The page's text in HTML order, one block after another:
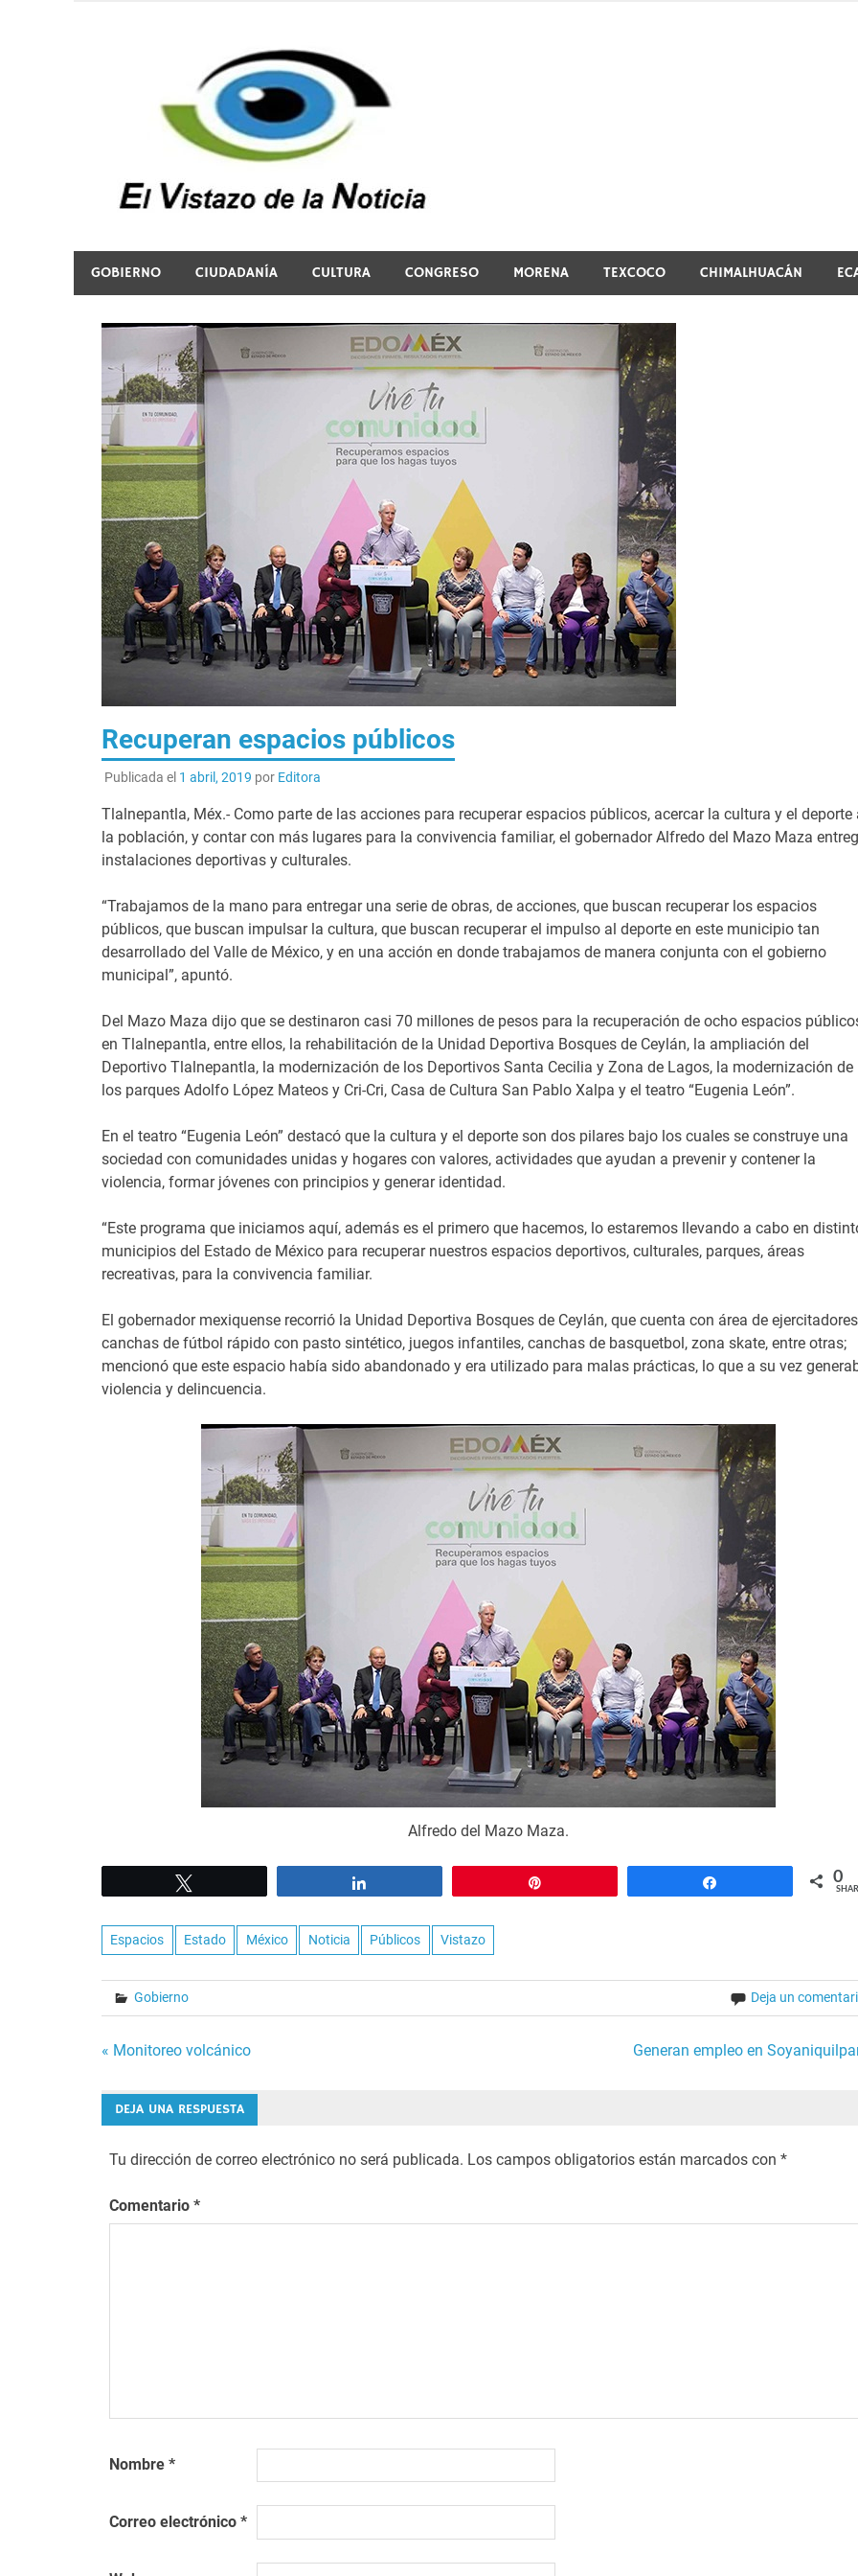
GOBIERNO CIUDADANÍA CULTURA CONGRESO MORENA TEXCOCO CHIMALHUACÁN
Recuperan espacios públicos
Publicada el 1 abril, 2019 por Editora
Tlalnepantla, Méx.- Como parte de las acciones para recuperar espacios públicos, acercar la cultura y el deporte
la población, y contar con más lugares para la convivencia familiar, el gobernador Alfredo del Mazo Maza
instalaciones deportivas y culturales.
“Trabajamos de la mano para entregar una serie de obras, de acciones, que buscan recuperar los espacios
públicos, que buscan impulsar la cultura, que buscan recuperar el impulso al deporte en este municipio tan
desarrollado del Valle de México, y en una acción en donde trabajamos de manera conjunta con el gobierno
municipal”, apuntó.
Del Mazo Maza dijo que se destinaron casi 70 millones de pesos para la recuperación de ocho espacios
en Tlalnepantla, entre ellos, la rehabilitación de la Unidad Deportiva Bosques de Ceylán, la ampliación del
Deportivo Tlalnepantla, la modernización de los Deportivos Santa Cecilia y Zona de Lagos, la modernización de
los parques Adolfo López Mateos y Cri-Cri, Casa de Cultura San Pablo Xalpa y el teatro “Eugenia León”.
En el teatro “Eugenia León” destacó que la cultura y el deporte son dos pilares bajo los cuales se construye una
sociedad con comunidades unidas y hogares con valores, actividades que ayudan a prevenir y contener la
violencia, formar jóvenes con principios y generar identidad.
“Este programa que iniciamos aquí, además es el primero que hacemos, lo estaremos llevando a cabo en
municipios del Estado de México para recuperar nuestros espacios deportivos, culturales, parques, áreas
recreativas, para la convivencia familiar.
El gobernador mexiquense recorrió la Unidad Deportiva Bosques de Ceylán, que cuenta con área de
canchas de fútbol rápido con pasto sintético, juegos infantiles, canchas de basquetbol, zona skate, entre otras;
mencionó que este espacio había sido abandonado y era utilizado para malas prácticas, lo que a su vez
violencia y delincuencia.
Alfredo del Mazo Maza.
0
Espacios Estado México Noticia Públicos Vistazo
Gobierno Deja un
Navegación
de
entradas
« Monitoreo volcánico Generan empleo en
DEJA UNA RESPUESTA
Tu dirección de correo electrónico no será publicada. Los campos obligatorios están marcados con *
Comentario *
Nombre *
Correo electrónico *